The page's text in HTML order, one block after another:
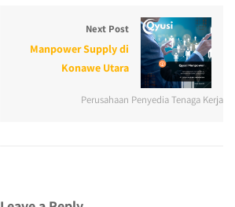
Next Post
Manpower Supply di
Konawe Utara
Perusahaan Penyedia Tenaga Kerja